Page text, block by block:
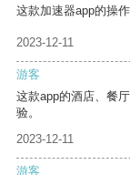
这款加速器app的操
2023-12-11
游客
这款app的酒店、餐
验。
2023-12-11
游客